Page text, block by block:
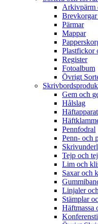
Arkivpärm
Pärmar
Mappar
Plastfickor
Register
Fotoalbum
Övrigt
Gem och
Hålslag
Pennfodral
Penn- och
Tejp och
Lim och
Saxar och
Linjaler
Stämplar
Häftmassa